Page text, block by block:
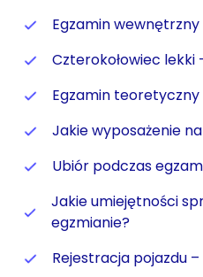
Egzamin
Czterokołowiec lekki
Egzamin teoretyczny
Jakie wyposażenie
Ubiór podczas
Jakie umiejętności
egzmianie?
Rejestracja pojazdu